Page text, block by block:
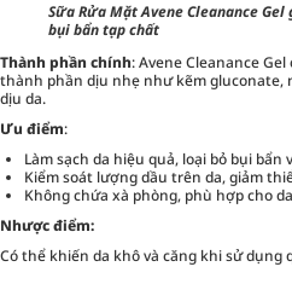
Sữa Rửa Mặt Avene Cleanance
bụi bẩn tạp chất
Thành phần chính: Avene Cleanance
thành phần dịu nhẹ như kẽm gluconate,
dịu da.
Ưu điểm:
Làm sạch da hiệu quả, loại bỏ bụi bẩn
Kiểm soát lượng dầu trên da, giảm
Không chứa xà phòng, phù hợp cho
Nhược điểm:
Có thể khiến da khô và căng khi sử dụng